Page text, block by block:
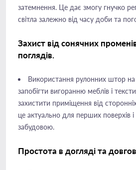
затемнення. Це дає змогу гнучко
світла залежно від часу доби та
Захист від сонячних
поглядів.
Використання рулонних штор на
запобігти вигоранню меблів і
захистити приміщення від
це актуально для перших поверхів
забудовою.
Простота в догляді та